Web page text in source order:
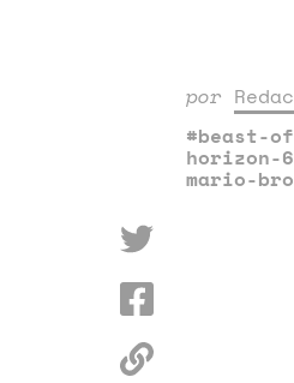
por
#beast-
horizon-6
mario-